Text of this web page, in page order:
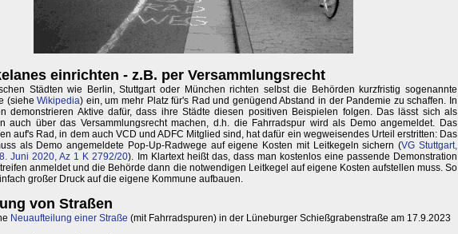
einrichten - z.B. per Versammlungsrecht
Städten wie Berlin, Stuttgart oder München richten selbst die Behörden kurzfristig sogenannte
(sieheWikipedia) ein, um mehr Platz für's Rad und genügend Abstand in der Pandemie zu schaffen. In
demonstrieren Aktive dafür, dass ihre Städte diesen positiven Beispielen folgen. Das lässt sich als
auch über das Versammlungsrecht machen, d.h. die Fahrradspur wird als Demo angemeldet. Das
auf's Rad, in dem auch VCD und ADFC Mitglied sind, hat dafür ein wegweisendes Urteil erstritten: Das
als Demo angemeldete Pop-Up-Radwege auf eigene Kosten mit Leitkegeln sichern (VG Stuttgart,
Juni 2020, Az 1 K 2792/20). Im Klartext heißt das, dass man kostenlos eine passende Demonstration
anmeldet und die Behörde dann die notwendigen Leitkegel auf eigene Kosten aufstellen muss. So
großer Druck auf die eigene Kommune aufbauen.
von Straßen
Neuaufteilung einer Straße (mit Fahrradspuren) in der Lüneburger Schießgrabenstraße am 17.9.2023